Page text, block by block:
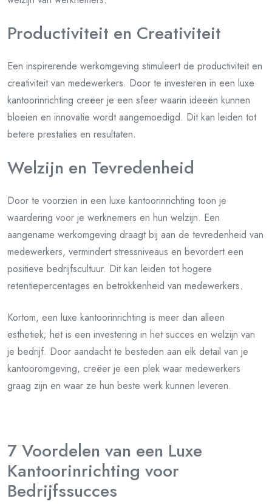
Productiviteit en Creativiteit
Een inspirerende werkomgeving stimuleert de productiviteit en
creativiteit van medewerkers. Door te investeren in een luxe
kantoorinrichting creëer je een sfeer waarin ideeën kunnen
bloeien en innovatie wordt aangemoedigd. Dit kan leiden tot
betere prestaties en resultaten.
Welzijn en Tevredenheid
Door te voorzien in een luxe kantoorinrichting toon je
waardering voor je werknemers en hun welzijn. Een
aangename werkomgeving draagt bij aan de tevredenheid van
medewerkers, vermindert stressniveaus en bevordert een
positieve bedrijfscultuur. Dit kan leiden tot hogere
retentiepercentages en betrokkenheid van medewerkers.
Kortom, een luxe kantoorinrichting is meer dan alleen
esthetiek; het is een investering in het succes en welzijn van
je bedrijf. Door aandacht te besteden aan elk detail van je
kantooromgeving, creëer je een plek waar medewerkers
graag zijn en waar ze hun beste werk kunnen leveren.
7 Voordelen van een Luxe
Kantoorinrichting voor
Bedrijfssucces